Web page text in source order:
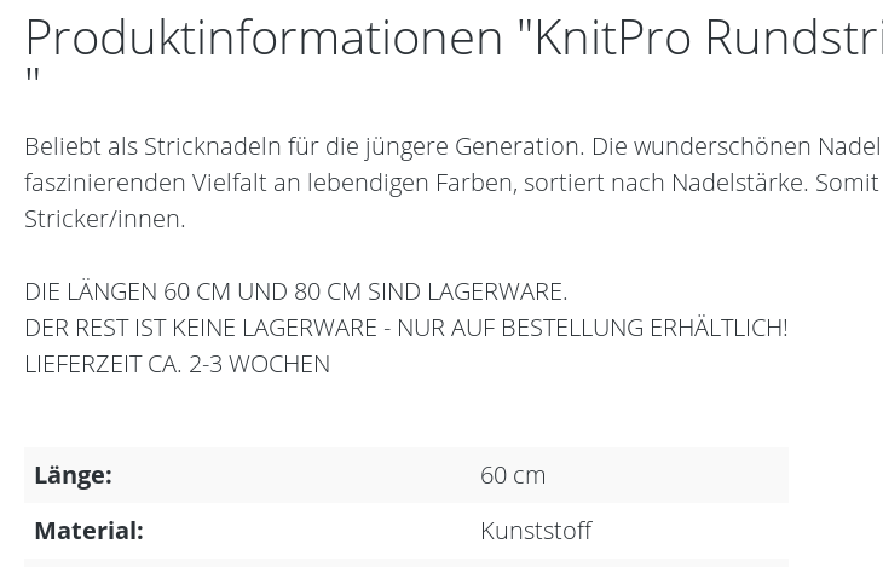
Produktinformationen "KnitPro
"
Beliebt als Stricknadeln für die jüngere Generation. Die wunderschönen
faszinierenden Vielfalt an lebendigen Farben, sortiert nach Nadelstärke.
Stricker/innen.
DIE LÄNGEN 60 CM UND 80 CM SIND LAGERWARE.
DER REST IST KEINE LAGERWARE - NUR AUF BESTELLUNG ERHÄLTLICH!
LIEFERZEIT CA. 2-3 WOCHEN
Länge:
60 cm
Material:
Kunststoff